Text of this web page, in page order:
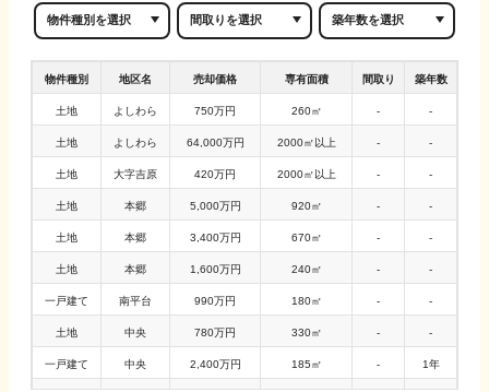
物件種別 地区名 売却価格 専有面積 間取り 築年数
土地 よしわら 750万円 260㎡ - -
土地 よしわら 64,000万円 2000㎡以上 - -
土地 大字吉原 420万円 2000㎡以上 - -
土地 本郷 5,000万円 920㎡ - -
土地 本郷 3,400万円 670㎡ - -
土地 本郷 1,600万円 240㎡ - -
一戸建て 南平台 990万円 180㎡ - -
土地 中央 780万円 330㎡ - -
一戸建て 中央 2,400万円 185㎡ - 1年